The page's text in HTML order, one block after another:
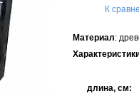
К
Материал:
длина, см: